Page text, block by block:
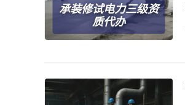
承装修试电力三级资
质代办